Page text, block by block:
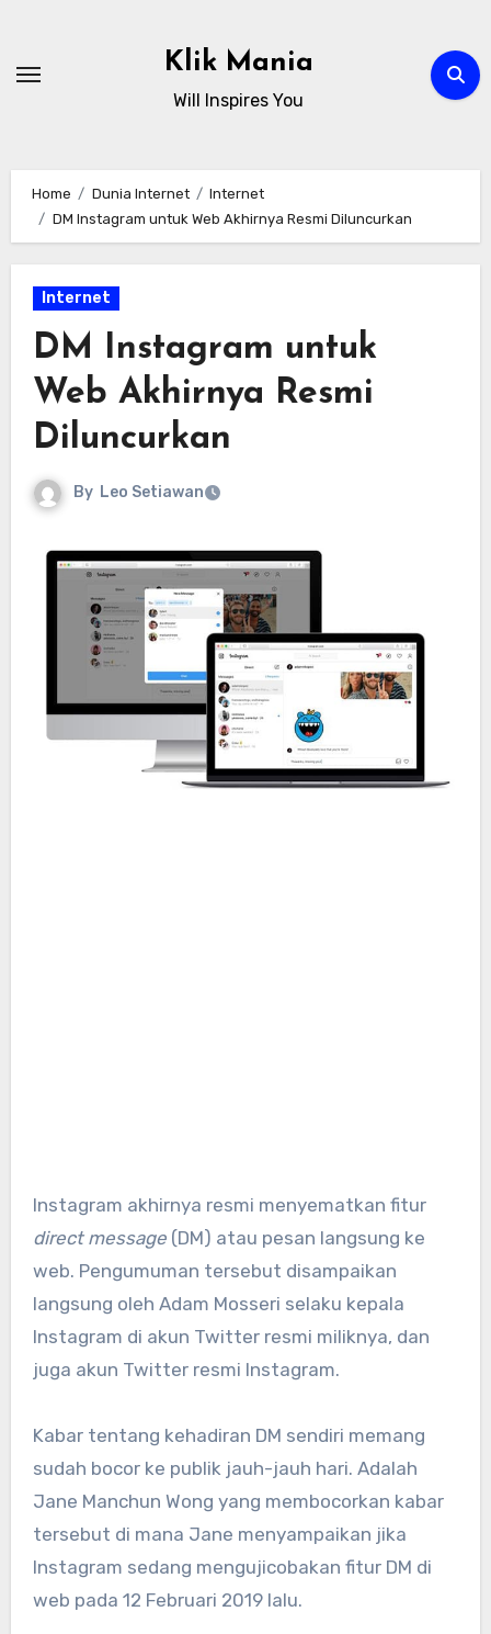
content
Klik Mania
Will Inspires You
Home Dunia Internet
Internet
DM Instagram untuk Web Akhirnya Resmi Diluncurkan
Internet
DM Instagram untuk
Web Akhirnya Resmi
Diluncurkan
By Leo Setiawan
Instagram akhirnya resmi menyematkan fitur
direct message(DM) atau pesan langsung ke
web. Pengumuman tersebut disampaikan
langsung oleh Adam Mosseri selaku kepala
Instagram di akun Twitter resmi miliknya, dan
juga akun Twitter resmi Instagram.
Kabar tentang kehadiran DM sendiri memang
sudah bocor ke publik jauh-jauh hari. Adalah
Jane Manchun Wong yang membocorkan kabar
tersebut di mana Jane menyampaikan jika
Instagram sedang mengujicobakan fitur DM di
web pada 12 Februari 2019 lalu.